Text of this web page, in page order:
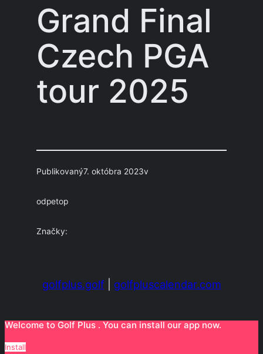
Grand Final
Czech PGA
tour 2025
Publikovaný7. októbra 2023v
odpetop
Značky:
golfplus.golf golfpluscalendar.com
Welcome to Golf Plus . You can install our app now.
Install